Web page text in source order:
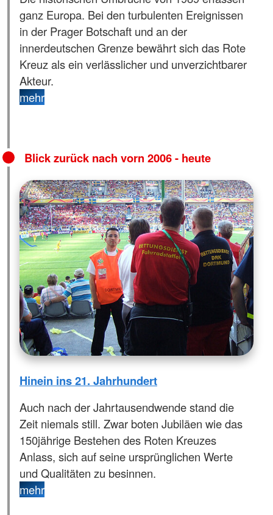
ganz Europa. Bei den turbulenten Ereignissen
in der Prager Botschaft und an der
innerdeutschen Grenze bewährt sich das Rote
Kreuz als ein verlässlicher und unverzichtbarer
Akteur.
mehr
Blick zurück nach vorn 2006 - heute
Hinein ins 21. Jahrhundert
Auch nach der Jahrtausendwende stand die
Zeit niemals still. Zwar boten Jubiläen wie das
150jährige Bestehen des Roten Kreuzes
Anlass, sich auf seine ursprünglichen Werte
und Qualitäten zu besinnen.
mehr